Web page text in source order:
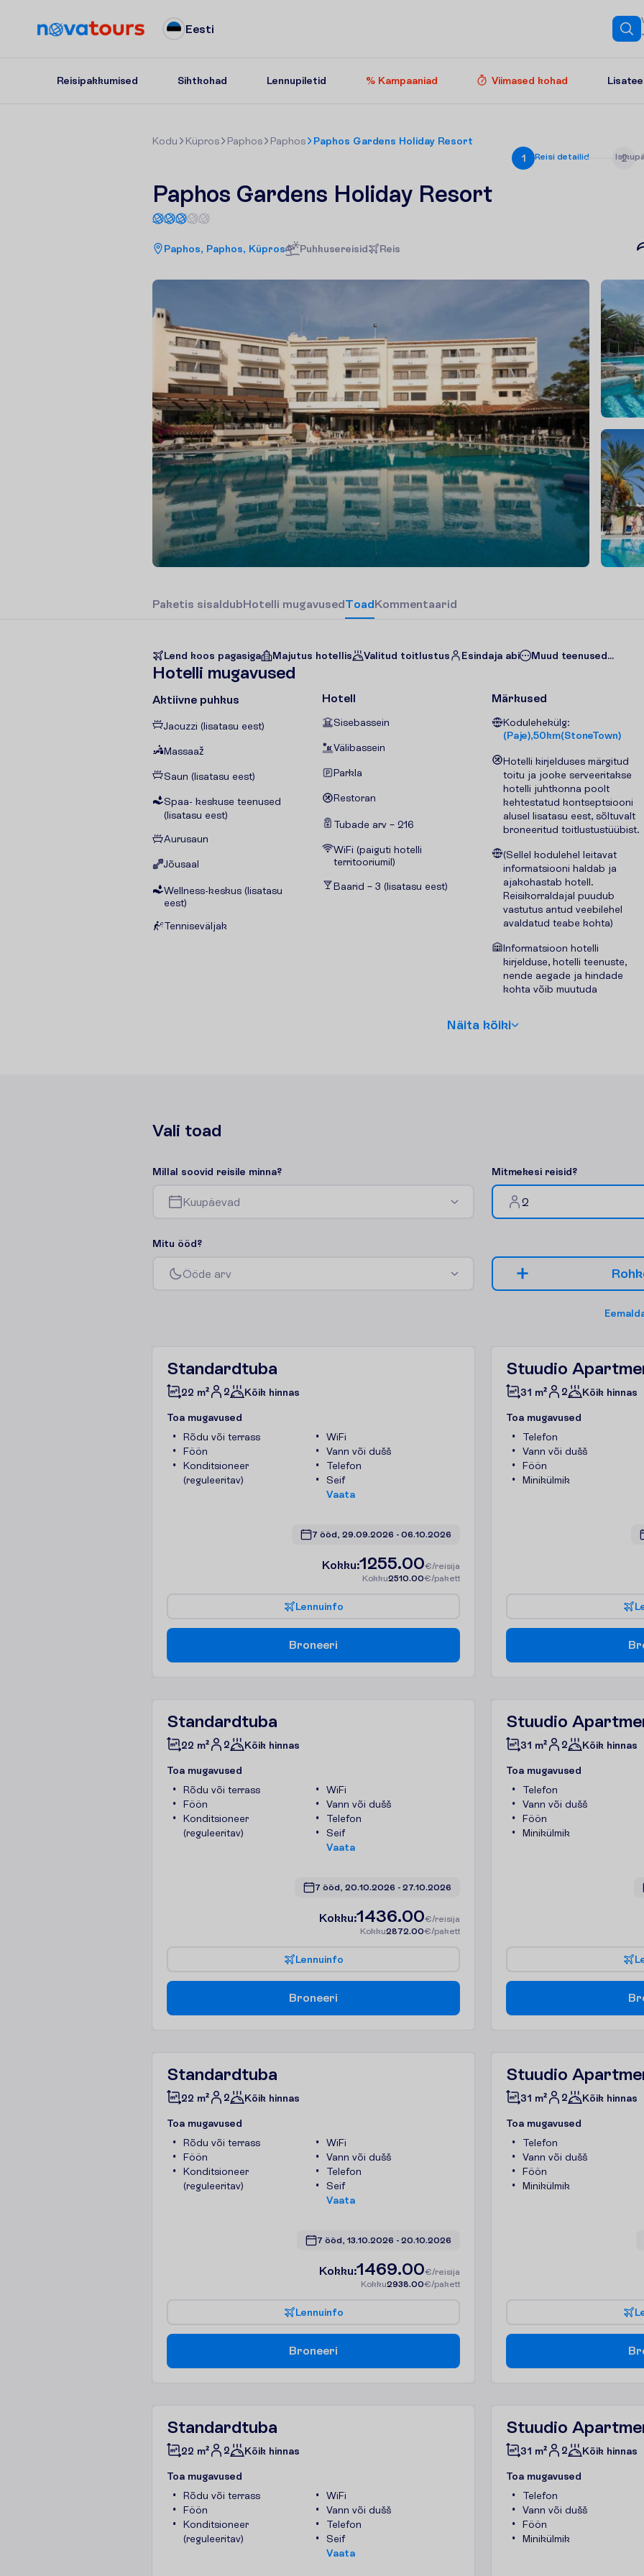
Eesti
Reisipakkumised Sihtkohad Lennupiletid % Kampaaniad Viimased kohad
Kodu Küpros Paphos Paphos
Paphos Gardens Holiday Resort
1
Reisi detailid 2
Isikupä
Paphos Gardens Holiday Resort
Paphos, Paphos, Küpros Puhkusereisid Reis
Paketis sisaldubHotelli mugavusedToadKommentaarid
Lend koos pagasiga Majutus hotellis Valitud toitlustus Esindaja abi Muud teenused...
Hotelli mugavused
Aktiivne puhkus
Jacuzzi (lisatasu eest)
Massaaž
Saun (lisatasu eest)
Spaa- keskuse teenused
(lisatasu eest)
Aurusaun
Jõusaal
Wellness-keskus (lisatasu
eest)
Tenniseväljak
Hotell
Sisebassein
Välibassein
Parkla
Restoran
Tubade arv – 216
WiFi (paiguti hotelli
territooriumil)
Baarid – 3 (lisatasu eest)
Märkused
Kodulehekülg:
(Paje),50km(StoneTown)
Hotelli kirjelduses märgitud
toitu ja jooke serveeritakse
hotelli juhtkonna poolt
kehtestatud kontseptsiooni
alusel lisatasu eest, sõltuvalt
broneeritud toitlustustüübist.
(Sellel kodulehel leitavat
informatsiooni haldab ja
ajakohastab hotell.
Reisikorraldajal puudub
vastutus antud veebilehel
avaldatud teabe kohta)
Informatsioon hotelli
kirjelduse, hotelli teenuste,
nende aegade ja hindade
kohta võib muutuda
Näita kõiki
Vali toad
Millal soovid reisile minna?
Kuupäevad
Mitmekesi reisid?
2
Mitu ööd?
Ööde arv Rohk
Eemald
Standardtuba
22 m² 2 Kõik hinnas
Toa mugavused
Rõdu või terrass
Föön
Konditsioneer
(reguleeritav)
WiFi
Vann või dušš
Telefon
Seif
Vaata
7 ööd, 29.09.2026 - 06.10.2026
Kokku:1255.00€/reisija
Kokku2510.00€/pakett
Lennuinfo
Broneeri
Stuudio
31 m² 2 Kõik hinnas
Toa mugavused
Telefon
Vann või dušš
Föön
Minikülmik
L
Br
Standardtuba
22 m² 2 Kõik hinnas
Toa mugavused
Rõdu või terrass
Föön
Konditsioneer
(reguleeritav)
WiFi
Vann või dušš
Telefon
Seif
Vaata
7 ööd, 20.10.2026 - 27.10.2026
Kokku:1436.00€/reisija
Kokku2872.00€/pakett
Lennuinfo
Broneeri
Stuudio
31 m² 2 Kõik hinnas
Toa mugavused
Telefon
Vann või dušš
Föön
Minikülmik
L
Br
Standardtuba
22 m² 2 Kõik hinnas
Toa mugavused
Rõdu või terrass
Föön
Konditsioneer
(reguleeritav)
WiFi
Vann või dušš
Telefon
Seif
Vaata
7 ööd, 13.10.2026 - 20.10.2026
Kokku:1469.00€/reisija
Kokku2938.00€/pakett
Lennuinfo
Broneeri
Stuudio
31 m² 2 Kõik hinnas
Toa mugavused
Telefon
Vann või dušš
Föön
Minikülmik
L
Br
Standardtuba
22 m² 2 Kõik hinnas
Toa mugavused
Rõdu või terrass
Föön
Konditsioneer
(reguleeritav)
WiFi
Vann või dušš
Telefon
Seif
Vaata
Stuudio
31 m² 2 Kõik hinnas
Toa mugavused
Telefon
Vann või dušš
Föön
Minikülmik